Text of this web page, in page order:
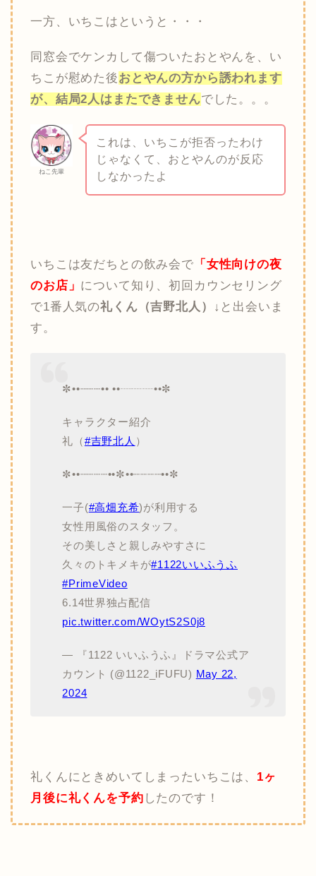
一方、いちこはというと・・・
同窓会でケンカして傷ついたおとやんを、い
ちこが慰めた後おとやんの方から誘われます
が、結局2人はまたできませんでした。。。
ねこ先輩
これは、いちこが拒否ったわけ
じゃなくて、おとやんのが反応
しなかったよ
いちこは友だちとの飲み会で 「女性向けの夜
のお店」 について知り、初回カウンセリング
で1番人気の礼くん（吉野北人）
↓と出会いま
す。
✼••┈┈┈•• ••┈┈┈••✼
キャラクター紹介
礼（#吉野北人 ）
✼••┈┈┈┈••✼••┈┈┈┈••✼
一子(#高畑充希)が利用する
女性用風俗のスタッフ。
その美しさと親しみやすさに
久々のトキメキが#1122いいふうふ
#PrimeVideo
6.14世界独占配信
pic.twitter.com/WOytS2S0j8
— 『1122 いいふうふ』ドラマ公式ア
カウント (@1122_iFUFU) May 22,
2024
礼くんにときめいてしまったいちこは、 1ヶ
月後に礼くんを予約 したのです！